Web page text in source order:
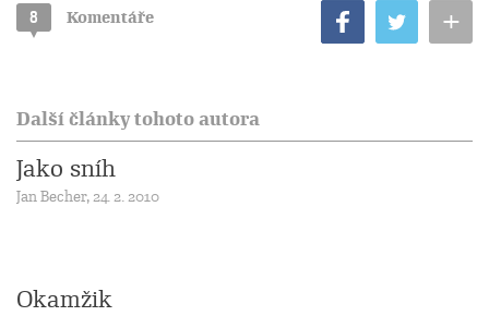
8 Komentáře +
Další články tohoto autora
Jako sníh
Jan Becher, 24. 2. 2010
Okamžik